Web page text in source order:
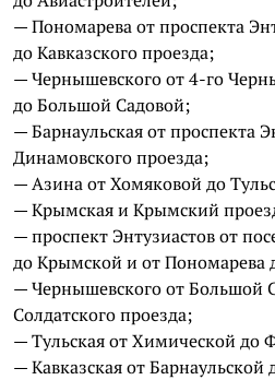
— Пономарева от проспекта
до Кавказского проезда;
— Чернышевского от 4-го
до Большой Садовой;
— Барнаульская от проспекта
Динамовского проезда;
— Азина от Хомяковой до
— Крымская и Крымский
— проспект Энтузиастов от
до Крымской и от Пономарева
— Чернышевского от Большой
Солдатского проезда;
— Тульская от Химической до
— Кавказская от Барнаульской